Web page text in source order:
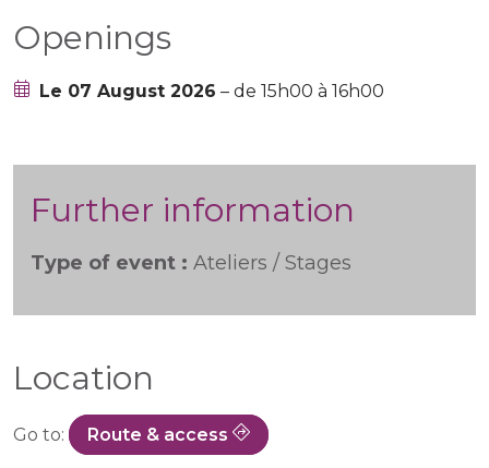
Openings
Le 07 August 2026 – de 15h00 à 16h00
Further information
Type of event : Ateliers / Stages
Location
Go to: Route & access